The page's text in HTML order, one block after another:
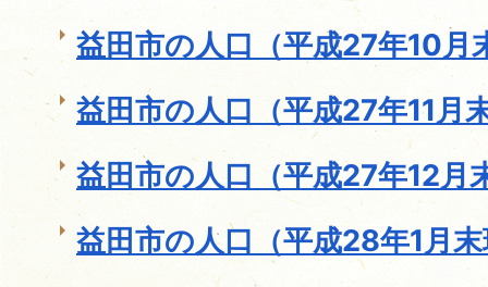
益田市の人口（平成27年10月
益田市の人口（平成27年11月
益田市の人口（平成27年12月
益田市の人口（平成28年1月